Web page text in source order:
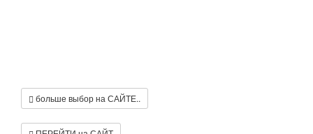
больше выбор на САЙТЕ..